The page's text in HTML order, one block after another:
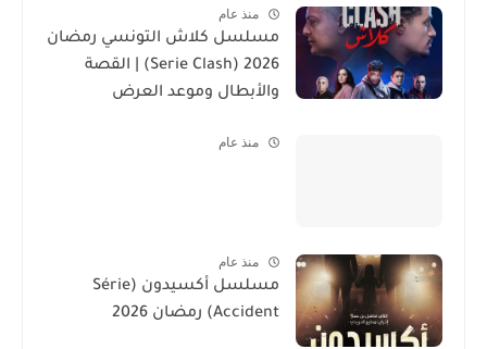
منذ عام
مسلسل كلاش التونسي رمضان
2026 (Serie Clash) | القصة
والأبطال وموعد العرض
منذ عام
منذ عام
مسلسل أكسيدون (Série
Accident) رمضان 2026